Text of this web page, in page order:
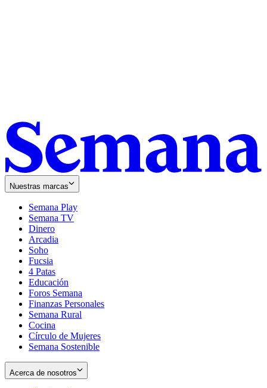
Nuestras marcas
Semana Play
Semana TV
Dinero
Arcadia
Soho
in
new
window
Fucsia
in
new
window
4 Patas
Educación
Foros Semana
Finanzas Personales
Semana Rural
Cocina
Círculo de Mujeres
Semana Sostenible
Acerca de nosotros